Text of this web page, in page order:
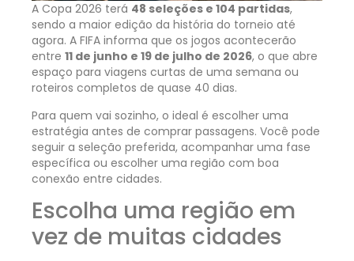
A Copa 2026 terá 48 seleções e 104 partidas,
sendo a maior edição da história do torneio até
agora. A FIFA informa que os jogos acontecerão
entre 11 de junho e 19 de julho de 2026, o que abre
espaço para viagens curtas de uma semana ou
roteiros completos de quase 40 dias.
Para quem vai sozinho, o ideal é escolher uma
estratégia antes de comprar passagens. Você pode
seguir a seleção preferida, acompanhar uma fase
específica ou escolher uma região com boa
conexão entre cidades.
Escolha uma região em
vez de muitas cidades